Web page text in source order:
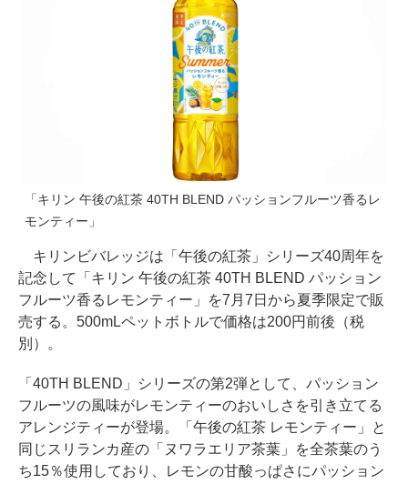
「キリン 午後の紅茶 40TH BLEND パッションフルーツ香るレ
モンティー」
キリンビバレッジは「午後の紅茶」シリーズ40周年を
記念して「キリン 午後の紅茶 40TH BLEND パッション
フルーツ香るレモンティー」を7月7日から夏季限定で販
売する。500mLペットボトルで価格は200円前後（税
別）。
「40TH BLEND」シリーズの第2弾として、パッション
フルーツの風味がレモンティーのおいしさを引き立てる
アレンジティーが登場。「午後の紅茶 レモンティー」と
同じスリランカ産の「ヌワラエリア茶葉」を全茶葉のう
ち15％使用しており、レモンの甘酸っぱさにパッション